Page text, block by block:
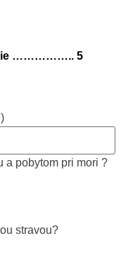
…………….. 5
a pobytom pri mori ?
stravou?